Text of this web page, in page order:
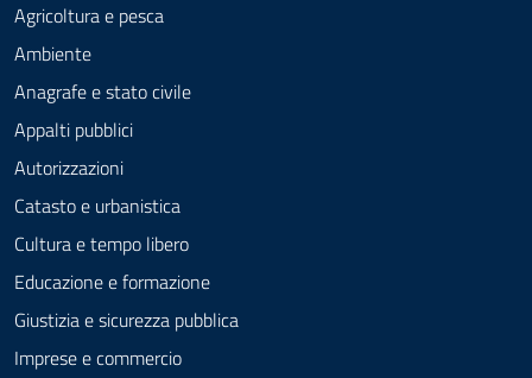
Agricoltura e pesca
Ambiente
Anagrafe e stato civile
Appalti pubblici
Autorizzazioni
Catasto e urbanistica
Cultura e tempo libero
Educazione e formazione
Giustizia e sicurezza pubblica
Imprese e commercio